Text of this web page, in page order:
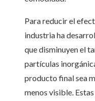
Para reducir el
industria ha
que disminuyen el
partículas
producto final sea
menos visible.